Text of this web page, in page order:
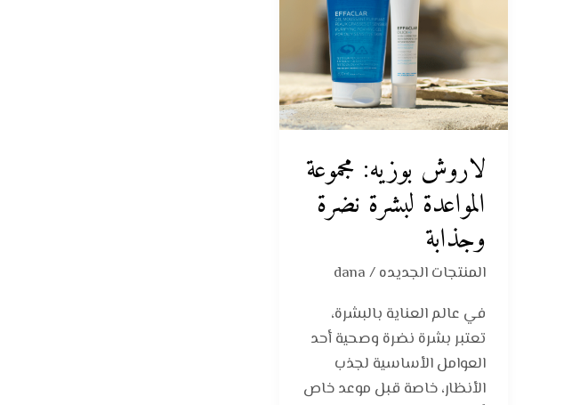
لاروش بوزيه: مجموعة
المواعدة لبشرة نضرة
وجذابة
المنتجات الجديده/
dana
في عالم العناية بالبشرة،
تعتبر بشرة نضرة وصحية أحد
العوامل الأساسية لجذب
الأنظار، خاصة قبل موعد خاص
لبشرة
نضرة
وجذابة